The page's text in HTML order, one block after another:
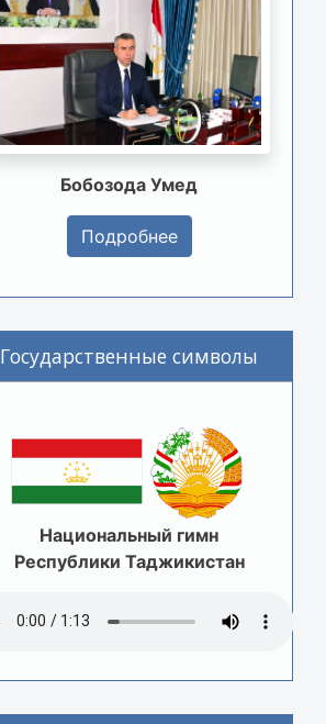
Бобозода Умед
Подробнее
Государственные символы
Национальный гимн
Республики Таджикистан